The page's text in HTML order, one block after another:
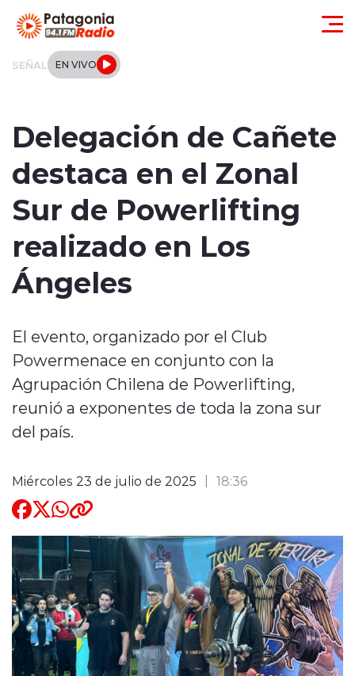
SEÑAL EN VIVO
Regionales
Tendencias
Internacional
Entrevistas
Quienes Somos
Delegación de Cañete
destaca en el Zonal
Sur de Powerlifting
realizado en Los
Ángeles
El evento, organizado por el Club
Powermenace en conjunto con la
Agrupación Chilena de Powerlifting,
reunió a exponentes de toda la zona sur
del país.
Miércoles 23 de julio de 2025 18:36